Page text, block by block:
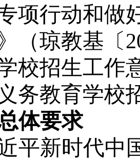
项行动和做
（琼教基〔
校招生工作
务教育学校
体要求
平新时代中